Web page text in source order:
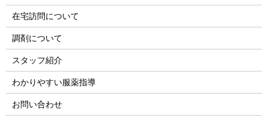
在宅訪問について
調剤について
スタッフ紹介
わかりやすい服薬指導
お問い合わせ